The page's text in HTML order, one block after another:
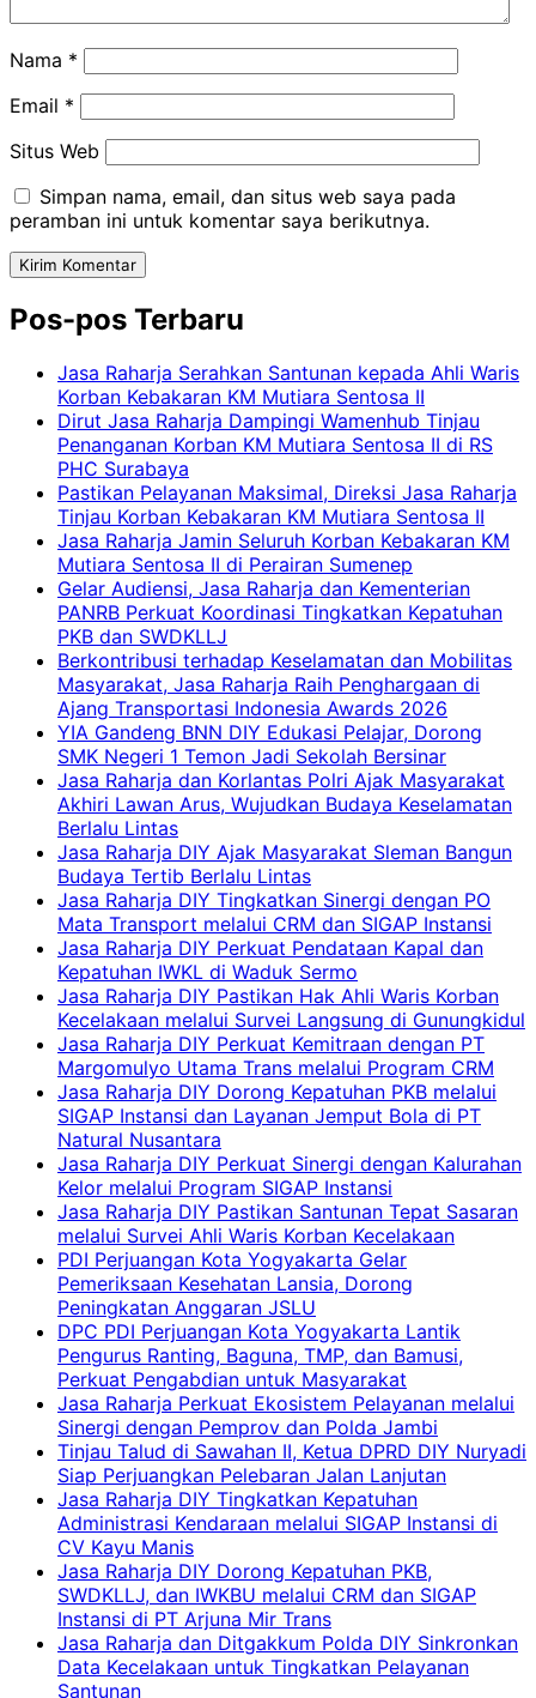
Nama *
Email *
Situs Web
Simpan nama, email, dan situs web saya pada
peramban ini untuk komentar saya berikutnya.
Pos-pos Terbaru
Jasa Raharja Serahkan Santunan kepada Ahli Waris
Korban Kebakaran KM Mutiara Sentosa II
Dirut Jasa Raharja Dampingi Wamenhub Tinjau
Penanganan Korban KM Mutiara Sentosa II di RS
PHC Surabaya
Pastikan Pelayanan Maksimal, Direksi Jasa Raharja
Tinjau Korban Kebakaran KM Mutiara Sentosa II
Jasa Raharja Jamin Seluruh Korban Kebakaran KM
Mutiara Sentosa II di Perairan Sumenep
Gelar Audiensi, Jasa Raharja dan Kementerian
PANRB Perkuat Koordinasi Tingkatkan Kepatuhan
PKB dan SWDKLLJ
Berkontribusi terhadap Keselamatan dan Mobilitas
Masyarakat, Jasa Raharja Raih Penghargaan di
Ajang Transportasi Indonesia Awards 2026
YIA Gandeng BNN DIY Edukasi Pelajar, Dorong
SMK Negeri 1 Temon Jadi Sekolah Bersinar
Jasa Raharja dan Korlantas Polri Ajak Masyarakat
Akhiri Lawan Arus, Wujudkan Budaya Keselamatan
Berlalu Lintas
Jasa Raharja DIY Ajak Masyarakat Sleman Bangun
Budaya Tertib Berlalu Lintas
Jasa Raharja DIY Tingkatkan Sinergi dengan PO
Mata Transport melalui CRM dan SIGAP Instansi
Jasa Raharja DIY Perkuat Pendataan Kapal dan
Kepatuhan IWKL di Waduk Sermo
Jasa Raharja DIY Pastikan Hak Ahli Waris Korban
Kecelakaan melalui Survei Langsung di Gunungkidul
Jasa Raharja DIY Perkuat Kemitraan dengan PT
Margomulyo Utama Trans melalui Program CRM
Jasa Raharja DIY Dorong Kepatuhan PKB melalui
SIGAP Instansi dan Layanan Jemput Bola di PT
Natural Nusantara
Jasa Raharja DIY Perkuat Sinergi dengan Kalurahan
Kelor melalui Program SIGAP Instansi
Jasa Raharja DIY Pastikan Santunan Tepat Sasaran
melalui Survei Ahli Waris Korban Kecelakaan
PDI Perjuangan Kota Yogyakarta Gelar
Pemeriksaan Kesehatan Lansia, Dorong
Peningkatan Anggaran JSLU
DPC PDI Perjuangan Kota Yogyakarta Lantik
Pengurus Ranting, Baguna, TMP, dan Bamusi,
Perkuat Pengabdian untuk Masyarakat
Jasa Raharja Perkuat Ekosistem Pelayanan melalui
Sinergi dengan Pemprov dan Polda Jambi
Tinjau Talud di Sawahan II, Ketua DPRD DIY Nuryadi
Siap Perjuangkan Pelebaran Jalan Lanjutan
Jasa Raharja DIY Tingkatkan Kepatuhan
Administrasi Kendaraan melalui SIGAP Instansi di
CV Kayu Manis
Jasa Raharja DIY Dorong Kepatuhan PKB,
SWDKLLJ, dan IWKBU melalui CRM dan SIGAP
Instansi di PT Arjuna Mir Trans
Jasa Raharja dan Ditgakkum Polda DIY Sinkronkan
Data Kecelakaan untuk Tingkatkan Pelayanan
Santunan